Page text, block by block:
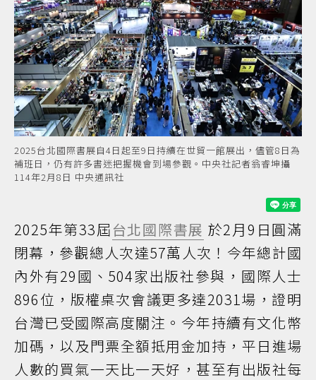
2025台北國際書展自4日起至9日持續在世貿一館展出，儘管8日為
補班日，仍有許多書迷把握機會到場參觀。中央社記者翁睿坤攝
114年2月8日 中央通訊社
2025年第33屆台北國際書展 於2月9日圓滿
閉幕，參觀總人次達57萬人次！今年總計國
內外有29國、504家出版社參與，國際人士
896位，版權桌次會議更多達2031場，證明
台灣已受國際高度關注。今年持續有文化幣
加碼，以及門票全額抵用金加持，平日進場
人數的買氣一天比一天好，甚至有出版社每